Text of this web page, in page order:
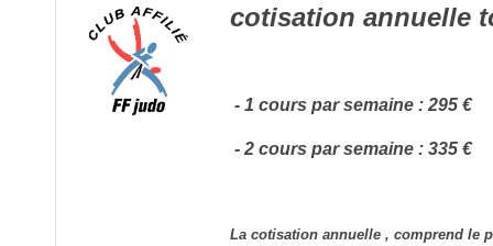
cotisation annuelle
- 1 cours par semaine : 295 €
- 2 cours par semaine : 335 €
La cotisation annuelle , comprend le